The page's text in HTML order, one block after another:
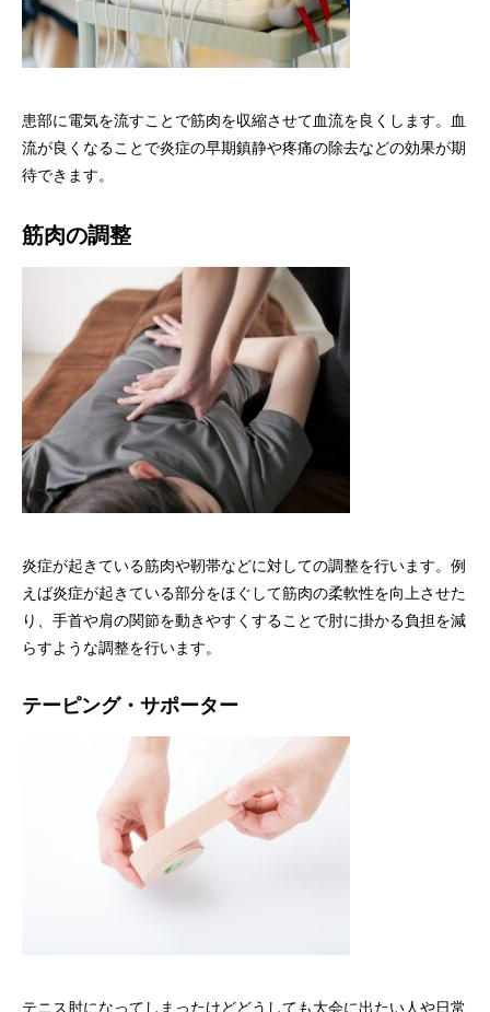
患部に電気を流すことで筋肉を収縮させて血流を良くします。血
流が良くなることで炎症の早期鎮静や疼痛の除去などの効果が期
待できます。
筋肉の調整
炎症が起きている筋肉や靭帯などに対しての調整を行います。例
えば炎症が起きている部分をほぐして筋肉の柔軟性を向上させた
り、手首や肩の関節を動きやすくすることで肘に掛かる負担を減
らすような調整を行います。
テーピング・サポーター
テニス肘になってしまったけどどうしても大会に出たい人や日常